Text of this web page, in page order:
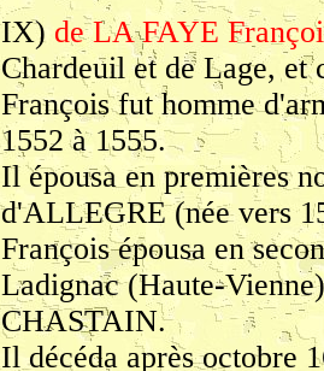
IX) de LA FAYE
Chardeuil et de Lage, et
François fut homme
1552 à 1555.
Il épousa en premières
d'ALLEGRE (née vers
François épousa en
Ladignac (Haute-
CHASTAIN.
Il décéda après octobre